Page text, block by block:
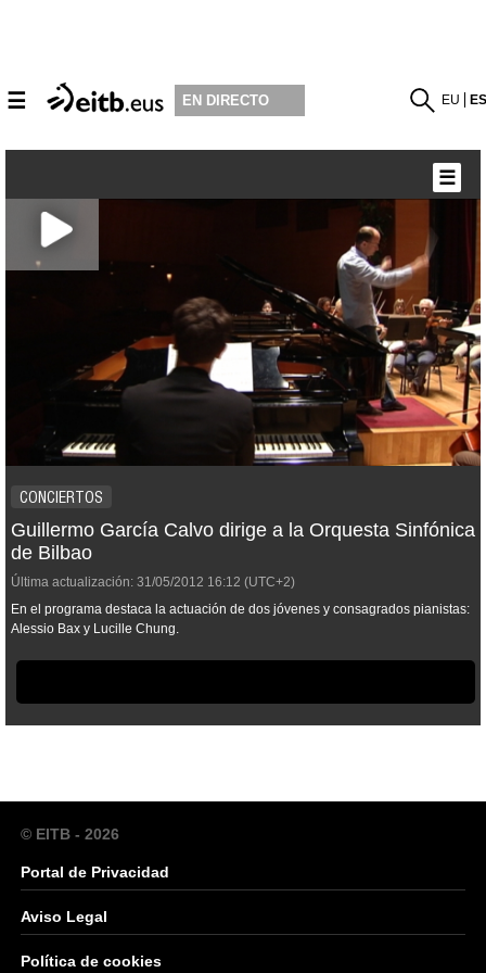
☰ EN DIRECTO EU
CONCIERTOS
Guillermo García Calvo dirige a la Orquesta Sinfónica
de Bilbao
Última actualización: 31/05/2012 16:12 (UTC+2)
En el programa destaca la actuación de dos jóvenes y consagrados pianistas:
Alessio Bax y Lucille Chung.
☰
© EITB - 2026
Portal de Privacidad
Aviso Legal
Política de cookies